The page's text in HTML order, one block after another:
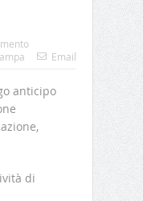
Email
anticipo
di